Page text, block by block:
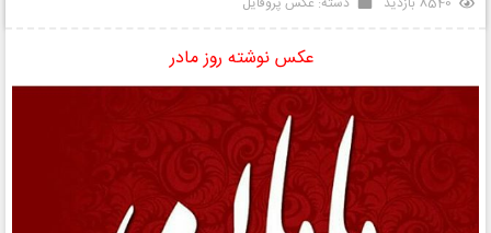
عکس نوشته روز مادر